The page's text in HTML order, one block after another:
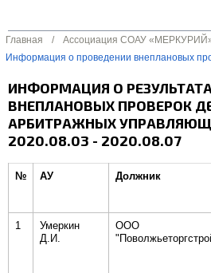
Главная / Ассоциация СОАУ
Информация о проведении внеплановых
ИНФОРМАЦИЯ О
ВНЕПЛАНОВЫХ ПРОВЕРОК
АРБИТРАЖНЫХ
2020.08.03 - 2020.08.07
№ АУ Должник
1
Умеркин
Д.И.
ООО